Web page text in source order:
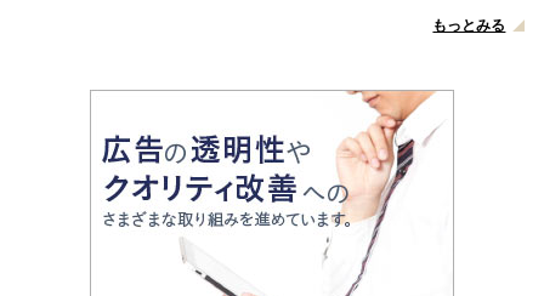
もっとみる